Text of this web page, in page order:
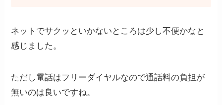
ネットでサクッといかないところは少し不便かなと
感じました。
ただし電話はフリーダイヤルなので通話料の負担が
無いのは良いですね。